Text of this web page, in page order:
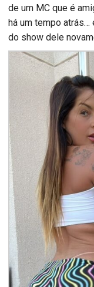
de um MC que é
há um tempo
do show dele